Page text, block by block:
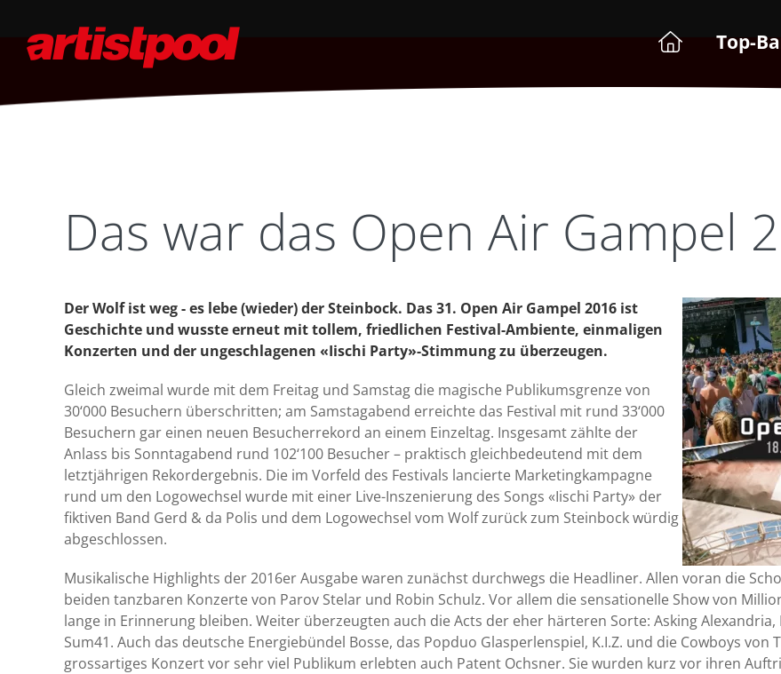
Top-
Das war das Open Air Gampel
Der Wolf ist weg - es lebe (wieder) der Steinbock. Das 31. Open Air Gampel 2016 ist
Geschichte und wusste erneut mit tollem, friedlichen Festival-Ambiente, einmaligen
Konzerten und der ungeschlagenen «Iischi Party»-Stimmung zu überzeugen.
Gleich zweimal wurde mit dem Freitag und Samstag die magische Publikumsgrenze von
30‘000 Besuchern überschritten; am Samstagabend erreichte das Festival mit rund 33‘000
Besuchern gar einen neuen Besucherrekord an einem Einzeltag. Insgesamt zählte der
Anlass bis Sonntagabend rund 102‘100 Besucher – praktisch gleichbedeutend mit dem
letztjährigen Rekordergebnis. Die im Vorfeld des Festivals lancierte Marketingkampagne
rund um den Logowechsel wurde mit einer Live-Inszenierung des Songs «Iischi Party» der
fiktiven Band Gerd & da Polis und dem Logowechsel vom Wolf zurück zum Steinbock würdig
abgeschlossen.
Musikalische Highlights der 2016er Ausgabe waren zunächst durchwegs die Headliner. Allen voran die
beiden tanzbaren Konzerte von Parov Stelar und Robin Schulz. Vor allem die sensationelle Show von
lange in Erinnerung bleiben. Weiter überzeugten auch die Acts der eher härteren Sorte: Asking
Sum41. Auch das deutsche Energiebündel Bosse, das Popduo Glasperlenspiel, K.I.Z. und die Cowboys von
grossartiges Konzert vor sehr viel Publikum erlebten auch Patent Ochsner. Sie wurden kurz vor ihren